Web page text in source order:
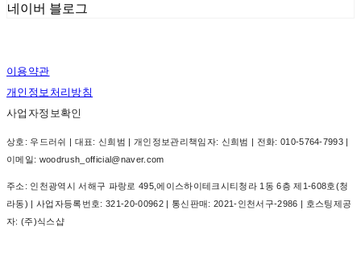
네이버 블로그
이용약관
개인정보처리방침
사업자정보확인
상호: 우드러쉬 | 대표: 신희범 | 개인정보관리책임자: 신희범 | 전화: 010-5764-7993 |
이메일: woodrush_official@naver.com
주소: 인천광역시 서해구 파랑로 495,에이스하이테크시티청라 1동 6층 제1-608호(청
라동) | 사업자등록번호: 321-20-00962| 통신판매: 2021-인천서구-2986 | 호스팅제공
자: (주)식스샵